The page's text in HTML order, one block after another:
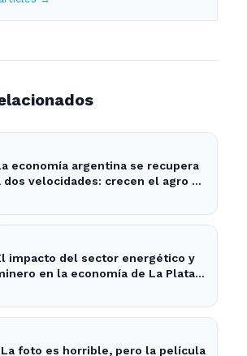
economía argentina se recupera
dos velocidades: crecen el agro y
impacto del sector energético y
en la economía de La Plata y
foto es horrible, pero la película